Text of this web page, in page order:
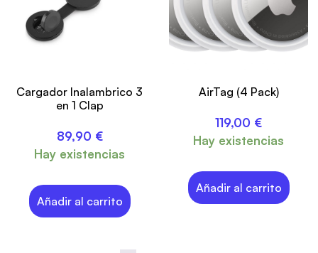
Cargador Inalambrico 3
en 1 Clap
89,90 €
Hay existencias
Añadir al carrito
AirTag (4 Pack)
119,00 €
Hay existencias
Añadir al carrito